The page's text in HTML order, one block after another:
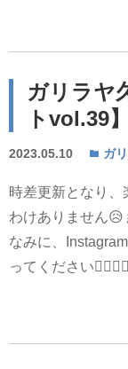
ガリラヤ
トvol.39
2023.05.10 ガ
時差更新となり、
わけありません😥
なみに、
ってください